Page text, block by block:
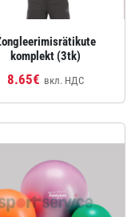
komplekt (3tk)
8.65€ вкл. НДС